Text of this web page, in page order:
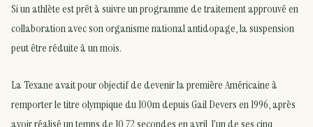
Si un athlète est prêt à suivre un programme de traitement approuvé en
collaboration avec son organisme national antidopage, la suspension
peut être réduite à un mois.
La Texane avait pour objectif de devenir la première Américaine à
remporter le titre olympique du 100m depuis Gail Devers en 1996, après